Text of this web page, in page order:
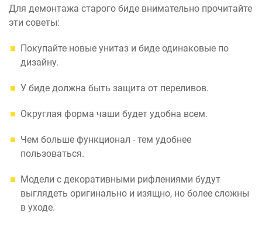
Для демонтажа старого биде внимательно прочитайте
эти советы:
Покупайте новые унитаз и биде одинаковые по
дизайну.
У биде должна быть защита от переливов.
Округлая форма чаши будет удобна всем.
Чем больше функционал - тем удобнее
пользоваться.
Модели с декоративными рифлениями будут
выглядеть оригинально и изящно, но более сложны
в уходе.